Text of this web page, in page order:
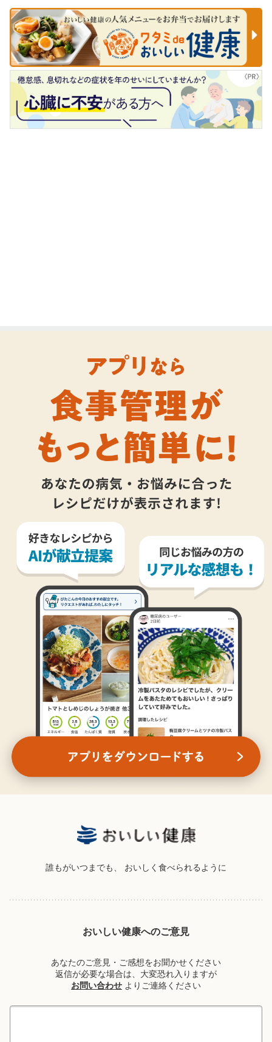
誰もがいつまでも、 おいしく食べられるように
おいしい健康へのご意見
あなたのご意見・ご感想をお聞かせください
返信が必要な場合は、大変恐れ入りますが
お問い合わせ よりご連絡ください